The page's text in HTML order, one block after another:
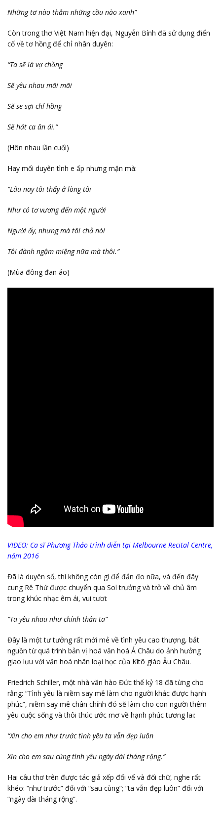
Những tơ nào thắm những cầu nào xanh”
Còn trong thơ Việt Nam hiện đại, Nguyễn Bính đã sử dụng điển
cố về tơ hồng để chỉ nhân duyên:
“Ta sẽ là vợ chồng
Sẽ yêu nhau mãi mãi
Sẽ se sợi chỉ hồng
Sẽ hát ca ân ái.”
(Hôn nhau lần cuối)
Hay mối duyên tình e ấp nhưng mặn mà:
“Lâu nay tôi thấy ở lòng tôi
Như có tơ vương đến một người
Người ấy, nhưng mà tôi chả nói
Tôi đành ngậm miệng nữa mà thôi.”
(Mùa đông đan áo)
VIDEO: Ca sĩ Phương Thảo trình diễn tại Melbourne Recital Centre,
năm 2016
Đã là duyên số, thì không còn gì để đắn đo nữa, và đến đây
cung Rê Thứ được chuyển qua Sol trưởng và trở về chủ âm
trong khúc nhạc êm ái, vui tươi:
“Ta yêu nhau như chính thân ta”
Đây là một tư tưởng rất mới mẻ về tình yêu cao thượng, bắt
nguồn từ quá trình bản vị hoá văn hoá Á Châu do ảnh hưởng
giao lưu với văn hoá nhân loại học của Kitô giáo Âu Châu.
Friedrich Schiller, một nhà văn hào Đức thế kỷ 18 đã từng cho
rằng: “Tình yêu là niềm say mê làm cho người khác được hạnh
phúc”, niềm say mê chân chính đó sẽ làm cho con người thêm
yêu cuộc sống và thôi thúc ước mơ về hạnh phúc tương lai:
“Xin cho em như trước tình yêu ta vẫn đẹp luôn
Xin cho em sau cùng tình yêu ngày dài tháng rộng.”
Hai câu thơ trên được tác giả xếp đối vế và đối chữ, nghe rất
khéo: “như trước” đối với “sau cùng”; “ta vẫn đẹp luôn” đối với
“ngày dài tháng rộng”.